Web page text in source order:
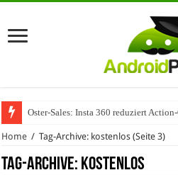
Oster-Sales: Insta 360 reduziert
Wenn Technologie auf
Home / Tag-Archive: kostenlos (Seite 3)
Tag-Archive: kostenlos